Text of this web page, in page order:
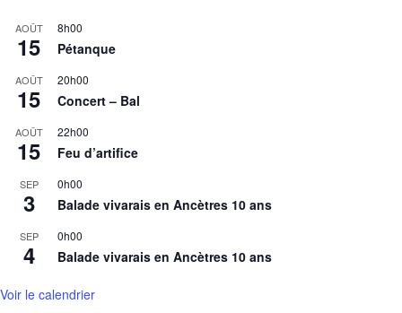
AOÛT
15
8h00
Pétanque
AOÛT
15
20h00
Concert – Bal
AOÛT
15
22h00
Feu d’artifice
SEP
3
0h00
Balade vivarais en Ancètres 10 ans
SEP
4
0h00
Balade vivarais en Ancètres 10 ans
Voir le calendrier